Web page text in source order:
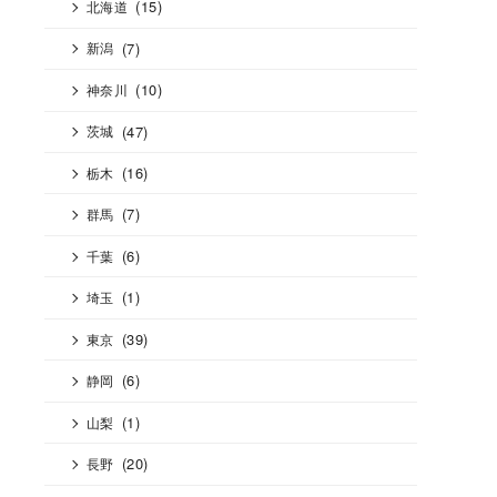
北海道 (15)
新潟 (7)
神奈川 (10)
茨城 (47)
栃木 (16)
群馬 (7)
千葉 (6)
埼玉 (1)
東京 (39)
静岡 (6)
山梨 (1)
長野 (20)